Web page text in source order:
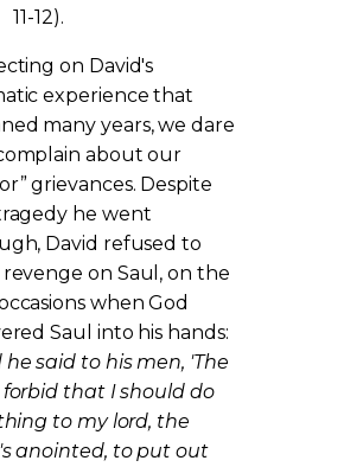
11-12).
on David's
experience that
many years, we dare
about our
grievances. Despite
he went
David refused to
on Saul, on the
when God
Saul into his hands:
he said to his men, 'The
forbid that I should do
to my lord, the
anointed, to put out